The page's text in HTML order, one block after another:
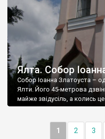
Ялта. Собор
Собор Іоанна Златоуста –
Ялти. Його 45-метрова
майже звідусіль, а колись
1 2 3